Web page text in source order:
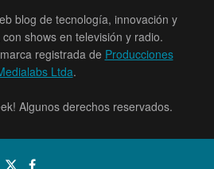
blog de tecnología, innovación y
shows en televisión y radio.
registrada de Producciones
Ltda.
Algunos derechos reservados.